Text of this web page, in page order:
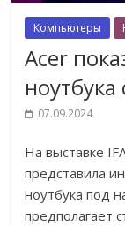
Компьютеры
Acer
07.09.2024
На выставке
представила
ноутбука под
предполагает